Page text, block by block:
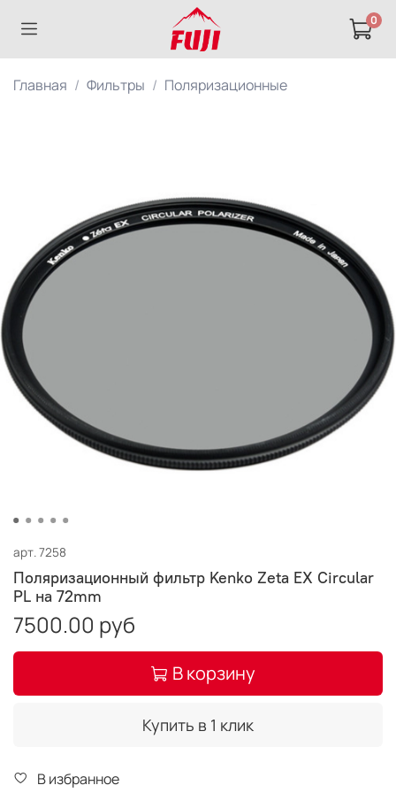
0
Главная Фильтры Поляризационные
арт.7258
Поляризационный фильтр Kenko Zeta EX Circular
PL на 72mm
7500.00 руб
В корзину
Купить в 1 клик
В избранное